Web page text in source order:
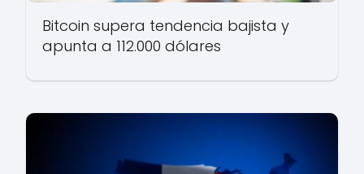
Bitcoin supera tendencia bajista y
apunta a 112.000 dólares